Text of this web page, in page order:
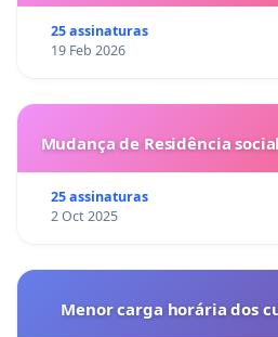
25 assinaturas
19 Feb 2026
Mudança de Residência
25 assinaturas
2 Oct 2025
Menor carga horária dos